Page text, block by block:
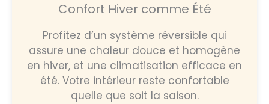
Confort Hiver comme Été
Profitez d’un système réversible qui
assure une chaleur douce et homogène
en hiver, et une climatisation efficace en
été. Votre intérieur reste confortable
quelle que soit la saison.